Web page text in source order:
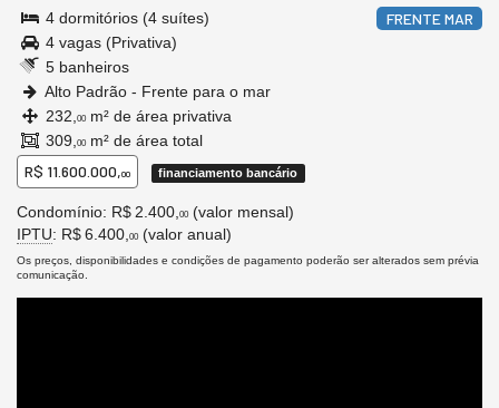
FRENTE MAR
4 dormitórios (4 suítes)
4 vagas (Privativa)
5 banheiros
Alto Padrão - Frente para o mar
232, 00 m² de área privativa
309, 00 m² de área total
R$ 11.600.000,00 financiamento bancário
Condomínio: R$ 2.400, 00 (valor mensal)
IPTU: R$ 6.400, 00 (valor anual)
Os preços, disponibilidades e condições de pagamento poderão ser alterados sem prévia
comunicação.